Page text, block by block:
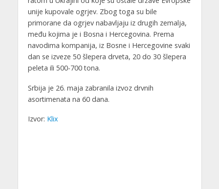
unije kupovale ogrjev. Zbog toga su bile
primorane da ogrjev nabavljaju iz drugih zemalja,
među kojima je i Bosna i Hercegovina. Prema
navodima kompanija, iz Bosne i Hercegovine svaki
dan se izveze 50 šlepera drveta, 20 do 30 šlepera
peleta ili 500-700 tona.
Srbija je 26. maja zabranila izvoz drvnih
asortimenata na 60 dana.
Izvor: Klix